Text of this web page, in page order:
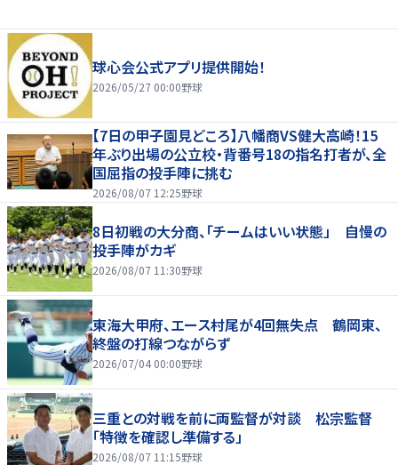
球心会公式アプリ提供開始！
2026/05/27 00:00野球
【7日の甲子園見どころ】八幡商VS健大高崎！15
年ぶり出場の公立校・背番号18の指名打者が、全
国屈指の投手陣に挑む
2026/08/07 12:25野球
8日初戦の大分商、「チームはいい状態」 自慢の
投手陣がカギ
2026/08/07 11:30野球
東海大甲府、エース村尾が4回無失点 鶴岡東、
終盤の打線つながらず
2026/07/04 00:00野球
三重との対戦を前に両監督が対談 松宗監督
「特徴を確認し準備する」
2026/08/07 11:15野球